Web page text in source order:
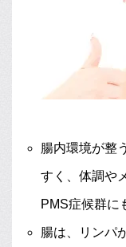
腸内環境が整
すく、体調や
PMS症候群に
腸は、リンパ